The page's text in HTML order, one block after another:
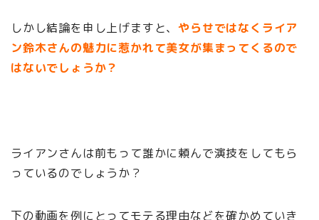
しかし結論を申し上げますと、やらせではなくライア
ン鈴木さんの魅力に惹かれて美女が集まってくるので
はないでしょうか？
ライアンさんは前もって誰かに頼んで演技をしてもら
っているのでしょうか？
下の動画を例にとってモテる理由などを確かめていき